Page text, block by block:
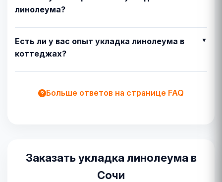
линолеума?
Есть ли у вас опыт укладка линолеума в
коттеджах?
Больше ответов на странице FAQ
Заказать укладка линолеума в
Сочи